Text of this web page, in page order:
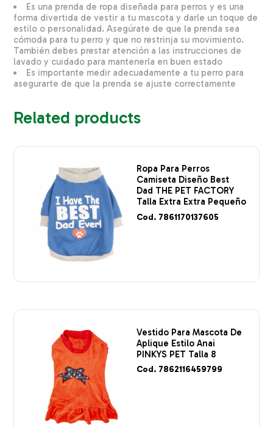
Es una prenda de ropa diseñada para perros y es una
forma divertida de vestir a tu mascota y darle un toque de
estilo o personalidad. Asegúrate de que la prenda sea
cómoda para tu perro y que no restrinja su movimiento.
También debes prestar atención a las instrucciones de
lavado y cuidado para mantenerla en buen estado
Es importante medir adecuadamente a tu perro para
asegurarte de que la prenda se ajuste correctamente
Related products
Ropa Para Perros
Camiseta Diseño Best
Dad THE PET FACTORY
Talla Extra Extra Pequeño
Cod. 7861170137605
Vestido Para Mascota De
Aplique Estilo Anai
PINKYS PET Talla 8
Cod. 7862116459799